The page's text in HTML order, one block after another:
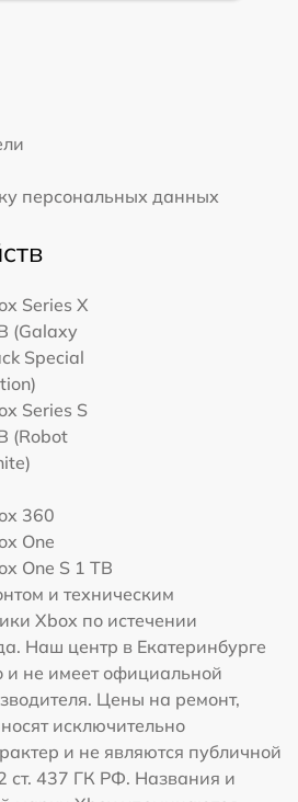
персональных данных
Series X
(Galaxy
Special
Series S
(Robot
360
One
One S 1 TB
и техническим
Xbox по истечении
Наш центр в Екатеринбурге
и не имеет официальной
Цены на ремонт,
исключительно
и не являются публичной
ст. 437 ГК РФ. Названия и